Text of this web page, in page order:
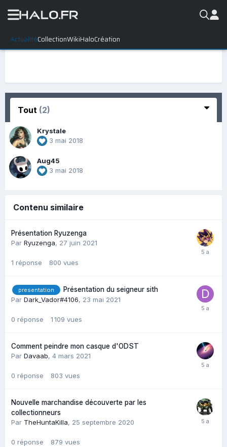
ActualitéCollectionWikiHaloCréation
Tout (2)
Krystale
3 mai 2018
Aug45
3 mai 2018
Contenu similaire
Présentation Ryuzenga
Par Ryuzenga, 27 juin 2021
1 réponse 800 vues
presentation
Présentation du seigneur sith
Par Dark_Vador#4106, 23 mai 2021
0 réponse 1 109 vues
Comment peindre mon casque d'ODST
Par Davaab, 4 mars 2021
0 réponse 803 vues
Nouvelle marchandise découverte par les
collectionneurs
Par TheHuntaKilla, 25 septembre 2020
0 réponse 879 vues